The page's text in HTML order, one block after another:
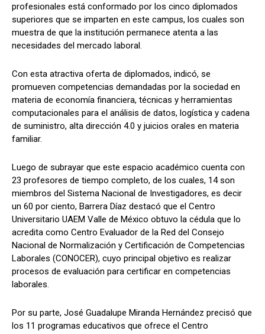
profesionales está conformado por los cinco diplomados
superiores que se imparten en este campus, los cuales son
muestra de que la institución permanece atenta a las
necesidades del mercado laboral.
Con esta atractiva oferta de diplomados, indicó, se
promueven competencias demandadas por la sociedad en
materia de economía financiera, técnicas y herramientas
computacionales para el análisis de datos, logística y cadena
de suministro, alta dirección 4.0 y juicios orales en materia
familiar.
Luego de subrayar que este espacio académico cuenta con
23 profesores de tiempo completo, de los cuales, 14 son
miembros del Sistema Nacional de Investigadores, es decir
un 60 por ciento, Barrera Díaz destacó que el Centro
Universitario UAEM Valle de México obtuvo la cédula que lo
acredita como Centro Evaluador de la Red del Consejo
Nacional de Normalización y Certificación de Competencias
Laborales (CONOCER), cuyo principal objetivo es realizar
procesos de evaluación para certificar en competencias
laborales.
Por su parte, José Guadalupe Miranda Hernández precisó que
los 11 programas educativos que ofrece el Centro